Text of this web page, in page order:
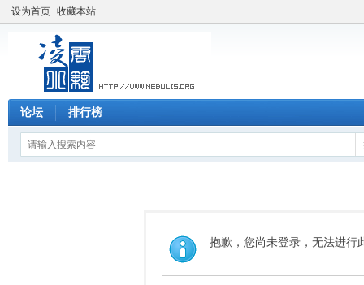
设为首页 收藏本站
论坛 排行榜
抱歉，您尚未登录，无法进行